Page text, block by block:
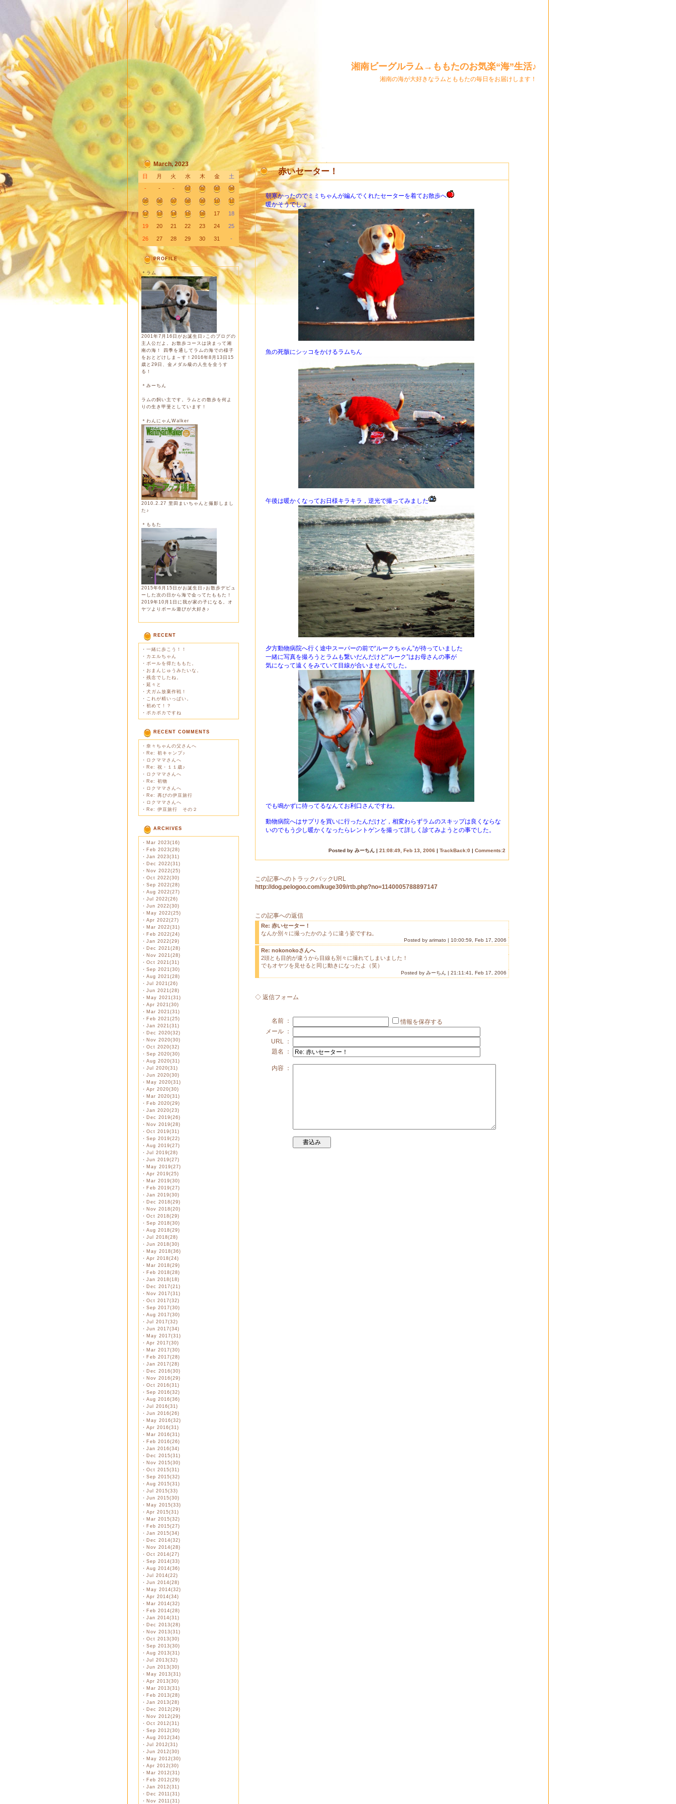
湘南ビーグルラム→ももたのお気楽“海”生活♪
湘南の海が大好きなラムとももたの毎日をお届けします！
March, 2023
日 月 火 水 木 金
土
-
- - 01 02 03 04
05 06 07 08 09 10 11
12 13 14 15 16 17 18
19 20 21 22 23 24 25
26 27 28 29 30 31 -
PROFILE
＊ラム
2001年7月16日がお誕生日♪このブログの
主人公だよ。お散歩コースは決まって湘
南の海！ 四季を通してラムの海での様子
をおとどけしま～す！2016年8月13日15
歳と29日、金メダル級の人生を全うす
る！
＊みーちん
ラムの飼い主です。ラムとの散歩を何よ
りの生き甲斐としています！
＊わんにゃんWalker
2010.2.27 里田まいちゃんと撮影しまし
た♪
＊ももた
2015年6月15日がお誕生日♪お散歩デビュ
ーした次の日から海で会ってたももた！
2019年10月1日に我が家の子になる。オ
ヤツよりボール遊びが大好き♪
RECENT
・ 一緒に歩こう！！
・ カエルちゃん
・ ボールを得たももた。
・ おまんじゅうみたいな。
・ 残念でしたね。
・ 延々と
・ 犬ガム放棄作戦！
・ これが精いっぱい。
・ 初めて！？
・ ポカポカですね
RECENT COMMENTS
・ 奈々ちゃんの父さんへ
・ Re: 初キャンプ♪
・ ロクママさんへ
・ Re: 祝・１１歳♪
・ ロクママさんへ
・ Re: 初物
・ ロクママさんへ
・ Re: 再びの伊豆旅行
・ ロクママさんへ
・ Re: 伊豆旅行 その２
ARCHIVES
・ Mar 2023(16)
・ Feb 2023(28)
・ Jan 2023(31)
・ Dec 2022(31)
・ Nov 2022(25)
・ Oct 2022(30)
・ Sep 2022(28)
・ Aug 2022(27)
・ Jul 2022(26)
・ Jun 2022(30)
・ May 2022(25)
・ Apr 2022(27)
・ Mar 2022(31)
・ Feb 2022(24)
・ Jan 2022(29)
・ Dec 2021(28)
・ Nov 2021(28)
・ Oct 2021(31)
・ Sep 2021(30)
・ Aug 2021(28)
・ Jul 2021(26)
・ Jun 2021(28)
・ May 2021(31)
・ Apr 2021(30)
・ Mar 2021(31)
・ Feb 2021(25)
・ Jan 2021(31)
・ Dec 2020(32)
・ Nov 2020(30)
・ Oct 2020(32)
・ Sep 2020(30)
・ Aug 2020(31)
・ Jul 2020(31)
・ Jun 2020(30)
・ May 2020(31)
・ Apr 2020(30)
・ Mar 2020(31)
・ Feb 2020(29)
・ Jan 2020(23)
・ Dec 2019(26)
・ Nov 2019(28)
・ Oct 2019(31)
・ Sep 2019(22)
・ Aug 2019(27)
・ Jul 2019(28)
・ Jun 2019(27)
・ May 2019(27)
・ Apr 2019(25)
・ Mar 2019(30)
・ Feb 2019(27)
・ Jan 2019(30)
・ Dec 2018(29)
・ Nov 2018(20)
・ Oct 2018(29)
・ Sep 2018(30)
・ Aug 2018(29)
・ Jul 2018(28)
・ Jun 2018(30)
・ May 2018(36)
・ Apr 2018(24)
・ Mar 2018(29)
・ Feb 2018(28)
・ Jan 2018(18)
・ Dec 2017(21)
・ Nov 2017(31)
・ Oct 2017(32)
・ Sep 2017(30)
・ Aug 2017(30)
・ Jul 2017(32)
・ Jun 2017(34)
・ May 2017(31)
・ Apr 2017(30)
・ Mar 2017(30)
・ Feb 2017(28)
・ Jan 2017(28)
・ Dec 2016(30)
・ Nov 2016(29)
・ Oct 2016(31)
・ Sep 2016(32)
・ Aug 2016(36)
・ Jul 2016(31)
・ Jun 2016(26)
・ May 2016(32)
・ Apr 2016(31)
・ Mar 2016(31)
・ Feb 2016(26)
・ Jan 2016(34)
・ Dec 2015(31)
・ Nov 2015(30)
・ Oct 2015(31)
・ Sep 2015(32)
・ Aug 2015(31)
・ Jul 2015(33)
・ Jun 2015(30)
・ May 2015(33)
・ Apr 2015(31)
・ Mar 2015(32)
・ Feb 2015(27)
・ Jan 2015(34)
・ Dec 2014(32)
・ Nov 2014(28)
・ Oct 2014(27)
・ Sep 2014(33)
・ Aug 2014(36)
・ Jul 2014(22)
・ Jun 2014(28)
・ May 2014(32)
・ Apr 2014(34)
・ Mar 2014(32)
・ Feb 2014(28)
・ Jan 2014(31)
・ Dec 2013(28)
・ Nov 2013(31)
・ Oct 2013(30)
・ Sep 2013(30)
・ Aug 2013(31)
・ Jul 2013(32)
・ Jun 2013(30)
・ May 2013(31)
・ Apr 2013(30)
・ Mar 2013(31)
・ Feb 2013(28)
・ Jan 2013(28)
・ Dec 2012(29)
・ Nov 2012(29)
・ Oct 2012(31)
・ Sep 2012(30)
・ Aug 2012(34)
・ Jul 2012(31)
・ Jun 2012(30)
・ May 2012(30)
・ Apr 2012(30)
・ Mar 2012(31)
・ Feb 2012(29)
・ Jan 2012(31)
・ Dec 2011(31)
・ Nov 2011(31)
赤いセーター！
朝寒かったのでミミちゃんが編んでくれたセーターを着てお散歩へ
暖かそうでしょ
魚の死骸にシッコをかけるラムちん
午後は暖かくなってお日様キラキラ，逆光で撮ってみました
夕方動物病院へ行く途中スーパーの前で“ルークちゃん”が待っていました
一緒に写真を撮ろうとラムも繋いだんだけど“ルーク”はお母さんの事が
気になって遠くをみていて目線が合いませんでした。
でも鳴かずに待ってるなんてお利口さんですね。
動物病院へはサプリを買いに行ったんだけど，相変わらずラムのスキップは良くならな
いのでもう少し暖かくなったらレントゲンを撮って詳しく診てみようとの事でした。
Posted by みーちん | 21:08:49, Feb 13, 2006 | TrackBack:0 | Comments:2
この記事へのトラックバックURL
http://dog.pelogoo.com/kuge309/rtb.php?no=1140005788897147
この記事への返信
Re: 赤いセーター！
なんか別々に撮ったかのように違う姿ですね。
Posted by arimato | 10:00:59, Feb 17, 2006
Re: nokonokoさんへ
2頭とも目的が違うから目線も別々に撮れてしまいました！
でもオヤツを見せると同じ動きになったよ（笑）
Posted by みーちん | 21:11:41, Feb 17, 2006
◇ 返信フォーム
名前 ：
情報を保存する
メール ：
URL ：
題名 ：
内容 ：